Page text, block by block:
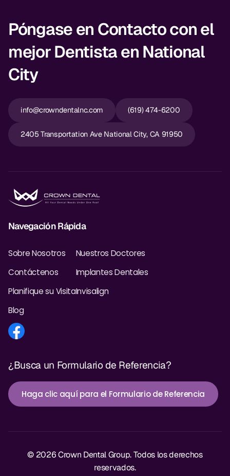
Póngase en Contacto con el
mejor Dentista en National
City
info@crowndentalnc.com (619) 474-6200
2405 Transportation Ave National City, CA 91950
Navegación Rápida
Sobre Nosotros
Contáctenos
Planifique su Visita
Blog
Nuestros Doctores
Implantes Dentales
Invisalign
¿Busca un Formulario de Referencia?
Haga clic aquí para el Formulario de Referencia
© 2026 Crown Dental Group. Todos los derechos
reservados.